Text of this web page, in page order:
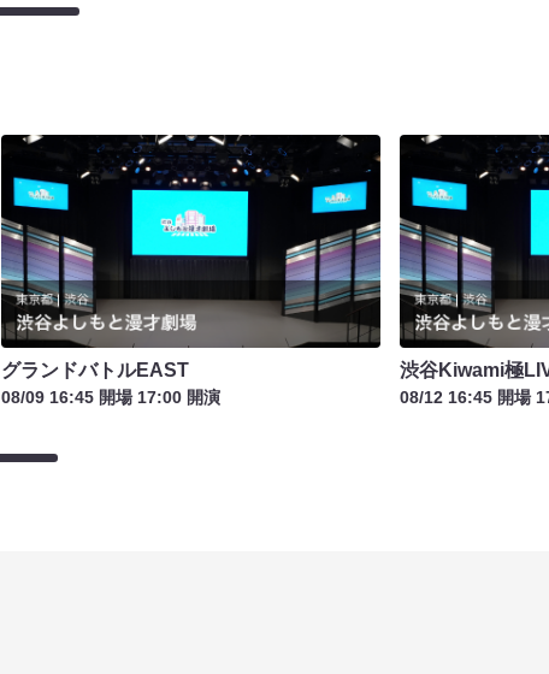
グランドバトルEAST
08/09 16:45 開場 17:00 開演
渋谷Kiwami極
08/12 16:45 開場